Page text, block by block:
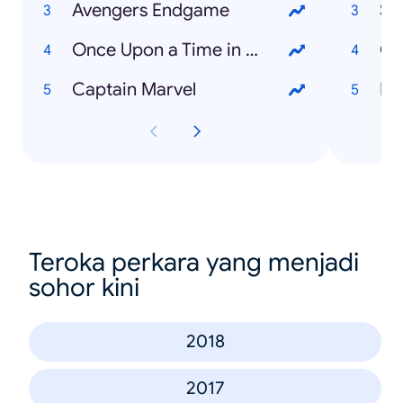
Avengers Endgame
Once Upon a Time in Hollywood
Captain Marvel
Teroka perkara yang menjadi
sohor kini
2018
2017